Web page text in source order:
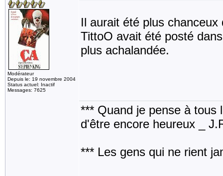
Modérateur
Depuis le: 19 novembre 2004
Status actuel: Inactif
Messages: 7625
Il aurait été plus
TittoO avait été posté
plus achalandée.
*** Quand je pense à tous
d'être encore heureux _
*** Les gens qui ne rient